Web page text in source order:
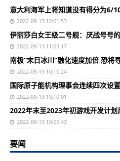
意大利海军上将知道没有得分为6/
2022-09-13 12:01:53
伊丽莎白女王级二号舰：厌战号号
2022-09-13 11:03:17
南极“末日冰川”融化速度加倍 恐将
2022-09-13 10:10:24
国际原子能机构理事会连续四次设
2022-09-13 10:10:01
2022年末至2023年初游戏开发计
2022-09-13 10:05:43
要闻